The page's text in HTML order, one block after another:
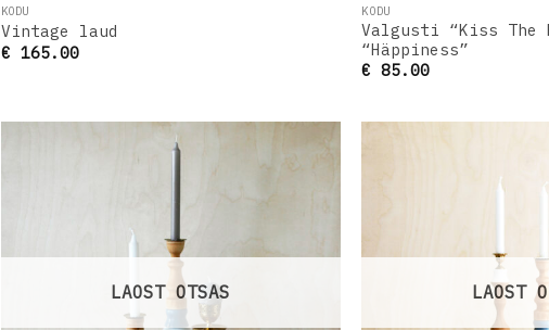
KODU
Vintage laud
€ 165.00
KODU
Valgusti “Kiss The
“Häppiness”
€ 85.00
LAOST OTSAS LAOST